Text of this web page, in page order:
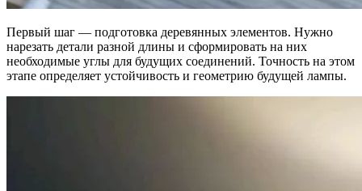
Первый шаг — подготовка деревянных элементов. Нужно
нарезать детали разной длины и сформировать на них
необходимые углы для будущих соединений. Точность на этом
этапе определяет устойчивость и геометрию будущей лампы.